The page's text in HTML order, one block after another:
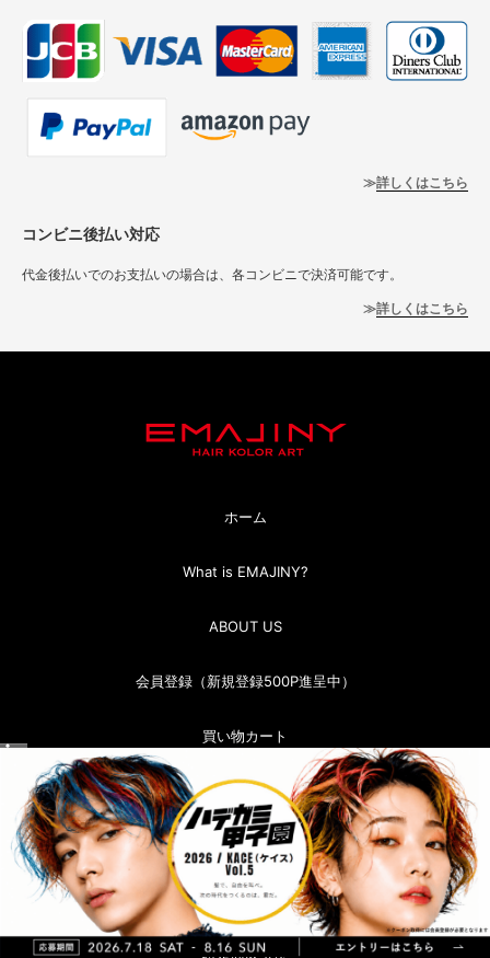
詳しくはこちら
コンビニ後払い対応
代金後払いでのお支払いの場合は、各コンビニで決済可能です。
詳しくはこちら
ホーム
What is EMAJINY?
ABOUT US
会員登録（新規登録500P進呈中）
買い物カート
マイページ（ログイン）
お問い合わせ
お買い物ガイド